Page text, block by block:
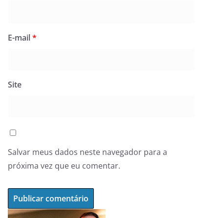
E-mail*
Site
Salvar meus dados neste navegador para a
próxima vez que eu comentar.